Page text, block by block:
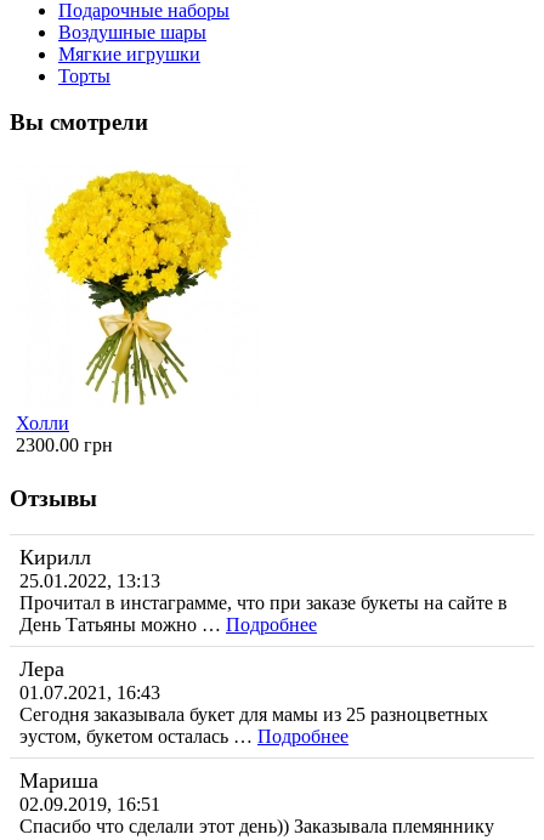
Подарочные наборы
Воздушные шары
Мягкие игрушки
Торты
Вы смотрели
Холли
2300.00 грн
Отзывы
Кирилл
25.01.2022, 13:13
Прочитал в инстаграмме, что при заказе букеты на сайте в
День Татьяны можно … Подробнее
Лера
01.07.2021, 16:43
Сегодня заказывала букет для мамы из 25 разноцветных
эустом, букетом осталась … Подробнее
Мариша
02.09.2019, 16:51
Спасибо что сделали этот день)) Заказывала племяннику